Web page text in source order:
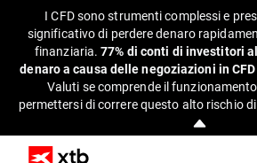
I CFD sono strumenti complessi e
significativo di perdere denaro
finanziaria.77% di conti di investitori
denaro a causa delle negoziazioni in
Valuti se comprende il
permettersi di correre questo alto rischio